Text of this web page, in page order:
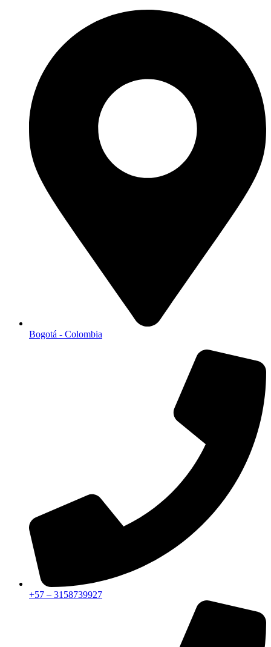
Bogotá - Colombia
+57 – 3158739927